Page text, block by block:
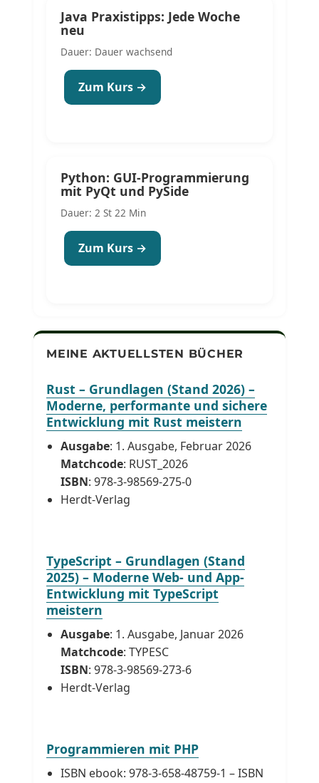
Java Praxistipps: Jede Woche
neu
Dauer: Dauer wachsend
Zum Kurs →
Python: GUI-Programmierung
mit PyQt und PySide
Dauer: 2 St 22 Min
Zum Kurs →
MEINE AKTUELLSTEN BÜCHER
Rust – Grundlagen (Stand 2026) –
Moderne, performante und sichere
Entwicklung mit Rust meistern
Ausgabe: 1. Ausgabe, Februar 2026
Matchcode: RUST_2026
ISBN: 978-3-98569-275-0
Herdt-Verlag
TypeScript – Grundlagen (Stand
2025) – Moderne Web- und App-
Entwicklung mit TypeScript
meistern
Ausgabe: 1. Ausgabe, Januar 2026
Matchcode: TYPESC
ISBN: 978-3-98569-273-6
Herdt-Verlag
Programmieren mit PHP
ISBN ebook: 978-3-658-48759-1 – ISBN